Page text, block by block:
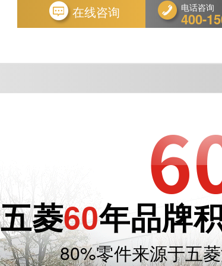
在线咨询 电话咨询
400-
五菱60年品牌
80%零件来源于五